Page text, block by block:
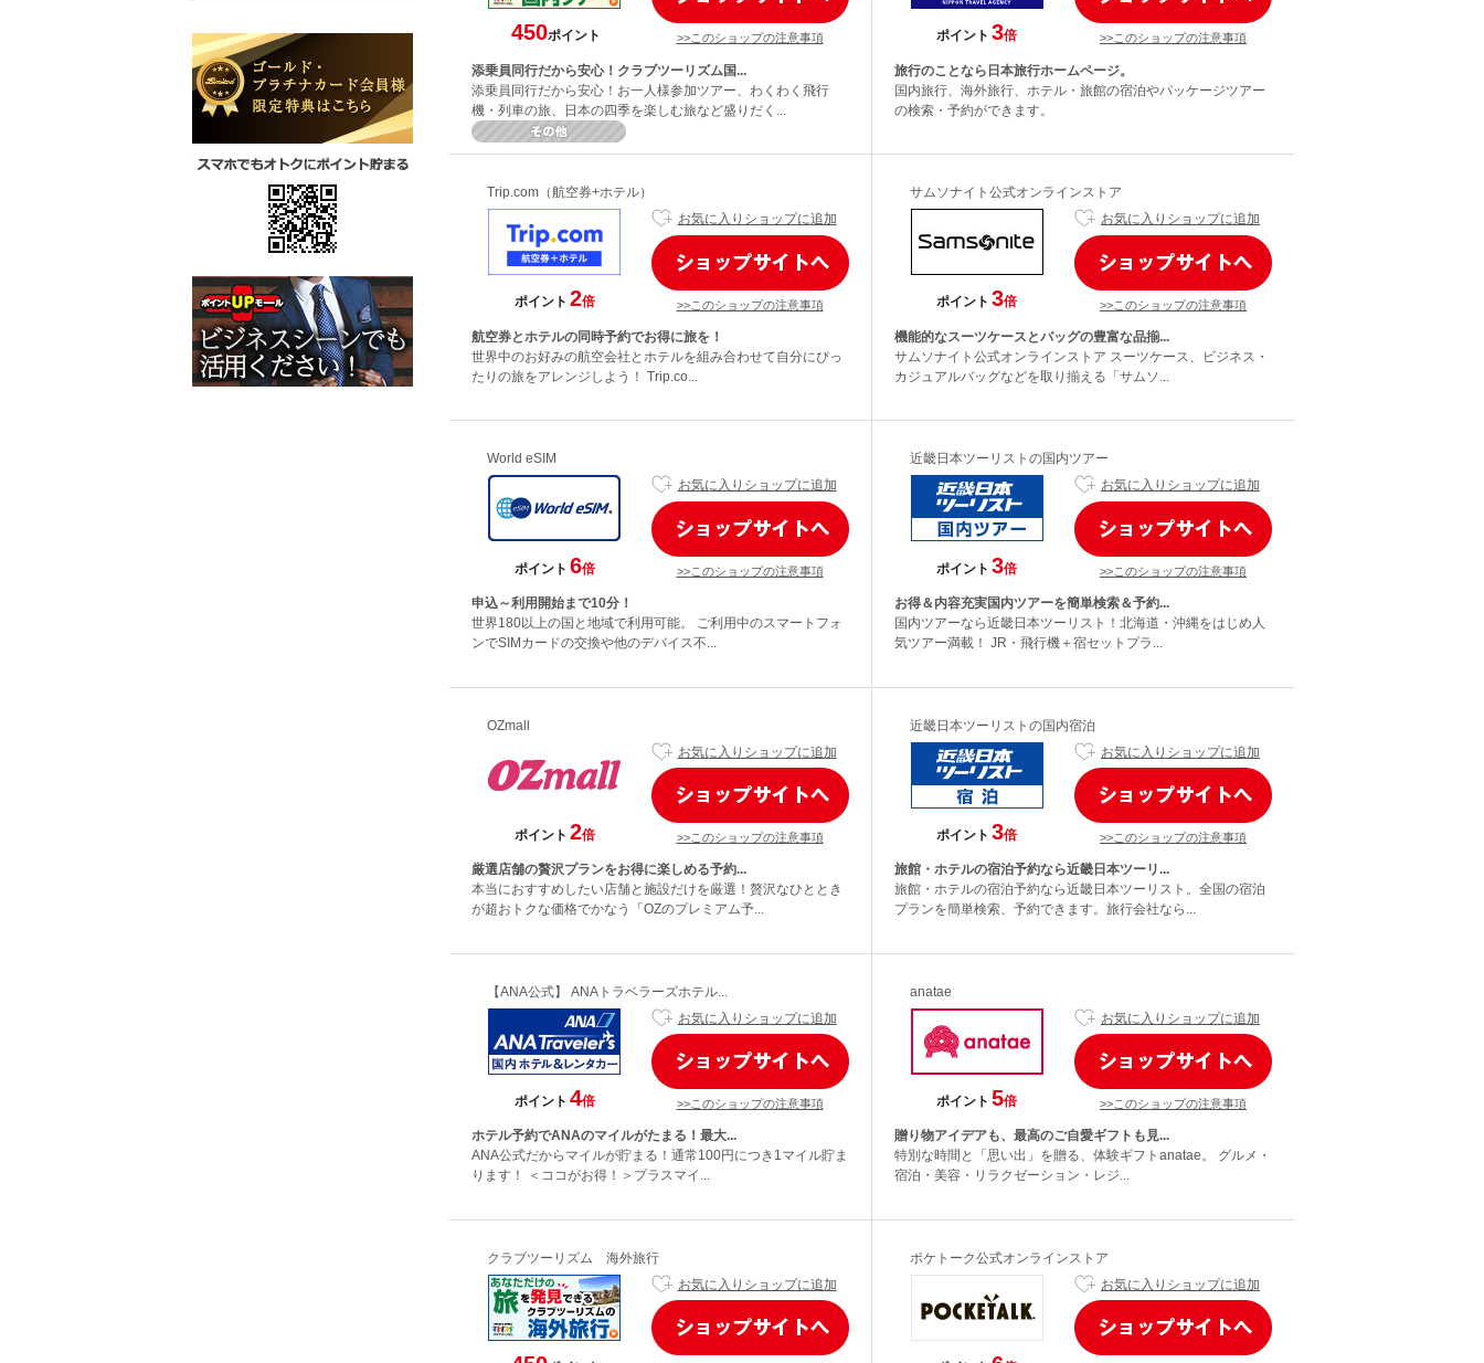
450ポイント >>このショップの注意事項
添乗員同行だから安心！クラブツーリズム国...
添乗員同行だから安心！お一人様参加ツアー、わくわく飛行
機・列車の旅、日本の四季を楽しむ旅など盛りだく...
ポイント 3倍 >>このショップの注意事項
旅行のことなら日本旅行ホームページ。
国内旅行、海外旅行、ホテル・旅館の宿泊やパッケージツアー
の検索・予約ができます。
Trip.com（航空券+ホテル）
ポイント 2倍
お気に入りショップに追加
>>このショップの注意事項
航空券とホテルの同時予約でお得に旅を！
世界中のお好みの航空会社とホテルを組み合わせて自分にぴっ
たりの旅をアレンジしよう！ Trip.co...
サムソナイト公式オンラインストア
ポイント 3倍
お気に入りショップに追加
>>このショップの注意事項
機能的なスーツケースとバッグの豊富な品揃...
サムソナイト公式オンラインストア スーツケース、ビジネス・
カジュアルバッグなどを取り揃える「サムソ...
World eSIM
ポイント 6倍
お気に入りショップに追加
>>このショップの注意事項
申込～利用開始まで10分！
世界180以上の国と地域で利用可能。 ご利用中のスマートフォ
ンでSIMカードの交換や他のデバイス不...
近畿日本ツーリストの国内ツアー
ポイント 3倍
お気に入りショップに追加
>>このショップの注意事項
お得＆内容充実国内ツアーを簡単検索＆予約...
国内ツアーなら近畿日本ツーリスト！北海道・沖縄をはじめ人
気ツアー満載！ JR・飛行機＋宿セットプラ...
OZmall
ポイント 2倍
お気に入りショップに追加
>>このショップの注意事項
厳選店舗の贅沢プランをお得に楽しめる予約...
本当におすすめしたい店舗と施設だけを厳選！贅沢なひととき
が超おトクな価格でかなう「OZのプレミアム予...
近畿日本ツーリストの国内宿泊
ポイント 3倍
お気に入りショップに追加
>>このショップの注意事項
旅館・ホテルの宿泊予約なら近畿日本ツーリ...
旅館・ホテルの宿泊予約なら近畿日本ツーリスト。全国の宿泊
プランを簡単検索、予約できます。旅行会社なら...
【ANA公式】 ANAトラベラーズホテル...
ポイント 4倍
お気に入りショップに追加
>>このショップの注意事項
ホテル予約でANAのマイルがたまる！最大...
ANA公式だからマイルが貯まる！通常100円につき1マイル貯ま
ります！ ＜ココがお得！＞プラスマイ...
anatae
ポイント 5倍
お気に入りショップに追加
>>このショップの注意事項
贈り物アイデアも、最高のご自愛ギフトも見...
特別な時間と「思い出」を贈る、体験ギフトanatae。 グルメ・
宿泊・美容・リラクゼーション・レジ...
クラブツーリズム 海外旅行
お気に入りショップに追加
ポケトーク公式オンラインストア
お気に入りショップに追加